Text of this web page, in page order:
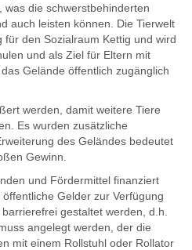
die schwerstbehinderten
auch leisten können. Die Tierwelt
den Sozialraum Kettig und wird
und als Ziel für Eltern mit
Gelände öffentlich zugänglich
werden, damit weitere Tiere
Es wurden zusätzliche
des Geländes bedeutet
Gewinn.
und Fördermittel finanziert
Gelder zur Verfügung
gestaltet werden, d.h.
angelegt werden, der die
mit einem Rollstuhl oder Rollator